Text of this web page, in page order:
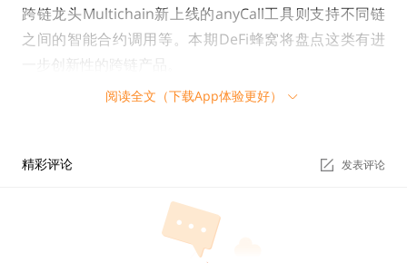
跨链龙头Multichain新上线的anyCall工具则支持不同链
之间的智能合约调用等。本期DeFi蜂窝将盘点这类有进
一步创新性的跨链产品。
阅读全文（下载App体验更好）
精彩评论 发表评论